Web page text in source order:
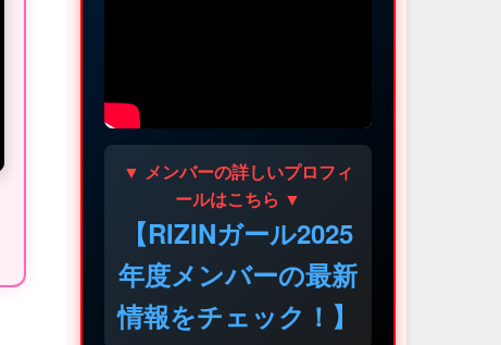
▼ メンバーの詳しいプロフィ
ールはこちら ▼
【RIZINガール2025
年度メンバーの最新
情報をチェック！】